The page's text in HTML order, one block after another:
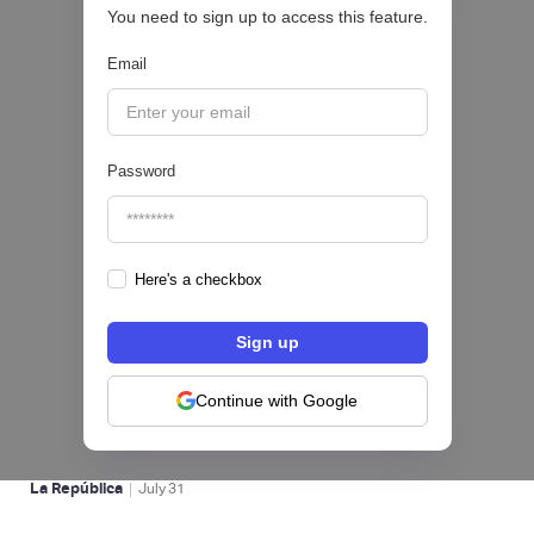
You need to sign up to access this feature.
Email
Password
Here's a checkbox
Continue with Google
CRÉDITO DIGITAL 💰
Valora Analitik |
Nequi iniciará operaciones como compañía
de financiamiento en Colombia desde el 1 de
NEOBANCOS 📲
La República | July31